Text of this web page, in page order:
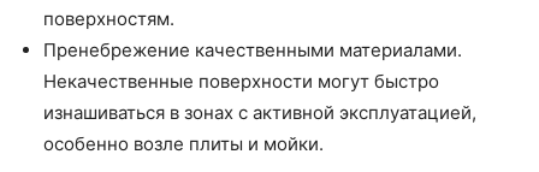
поверхностям.
Пренебрежение качественными материалами.
Некачественные поверхности могут быстро
изнашиваться в зонах с активной эксплуатацией,
особенно возле плиты и мойки.